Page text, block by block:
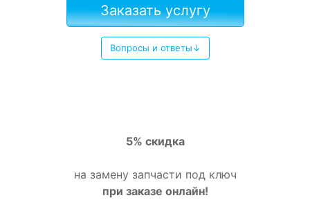
Заказать услугу
Вопросы и ответы↓
5% скидка
на замену запчасти под ключ
при заказе онлайн!